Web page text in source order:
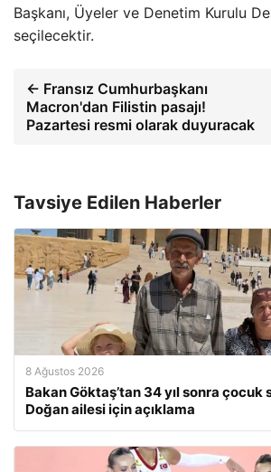
Başkanı, Üyeler ve Denetim Kurulu
seçilecektir.
← Fransız Cumhurbaşkanı
Macron'dan Filistin pasajı!
Pazartesi resmi olarak duyuracak
Tavsiye Edilen Haberler
8 Ağustos 2026
Bakan Göktaş’tan 34 yıl sonra çocuk
Doğan ailesi için açıklama